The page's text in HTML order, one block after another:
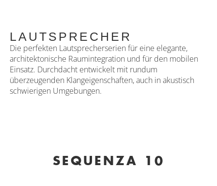
LAUTSPRECHER
Die perfekten Lautsprecherserien für eine elegante,
architektonische Raumintegration und für den mobilen
Einsatz. Durchdacht entwickelt mit rundum
überzeugenden Klangeigenschaften, auch in akustisch
schwierigen Umgebungen.
SEQUENZA 10